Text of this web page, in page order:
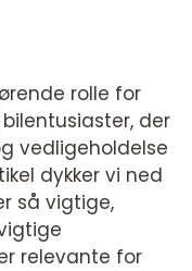
rolle for
der
vedligeholdelse
dykker vi ned
så vigtige,
relevante for